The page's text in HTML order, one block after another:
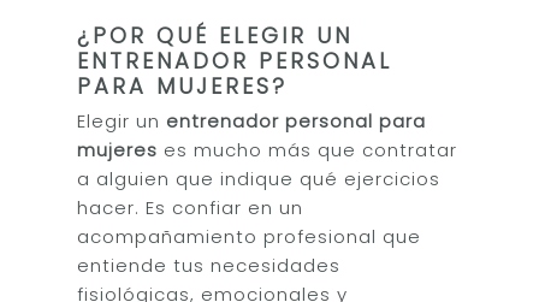
¿POR QUÉ ELEGIR UN
ENTRENADOR PERSONAL
PARA MUJERES?
Elegir un entrenador personal para
mujeres es mucho más que contratar
a alguien que indique qué ejercicios
hacer. Es confiar en un
acompañamiento profesional que
entiende tus necesidades
fisiológicas, emocionales y